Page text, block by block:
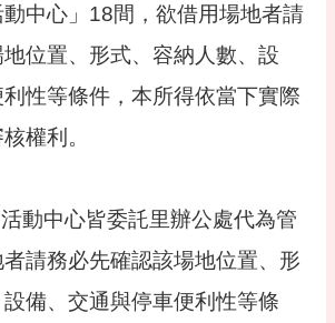
中心」18間，欲借用場地者請
位置、形式、容納人數、設
性等條件，本所得依當下實際
權利。
動中心皆委託里辦公處代為管
請務必先確認該場地位置、形
備、交通與停車便利性等條